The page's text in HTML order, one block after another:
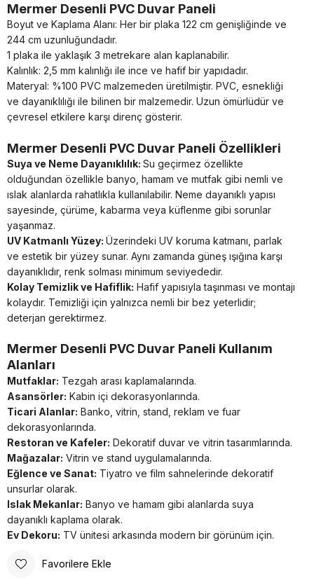
Mermer Desenli PVC Duvar Paneli
Boyut ve Kaplama Alanı: Her bir plaka 122 cm genişliğinde ve
244 cm uzunluğundadır.
1 plaka ile yaklaşık 3 metrekare alan kaplanabilir.
Kalınlık: 2,5 mm kalınlığı ile ince ve hafif bir yapıdadır.
Materyal: %100 PVC malzemeden üretilmiştir. PVC, esnekliği
ve dayanıklılığı ile bilinen bir malzemedir. Uzun ömürlüdür ve
çevresel etkilere karşı direnç gösterir.
Mermer Desenli PVC Duvar Paneli Özellikleri
Suya ve Neme Dayanıklılık: Su geçirmez özellikte
olduğundan özellikle banyo, hamam ve mutfak gibi nemli ve
ıslak alanlarda rahatlıkla kullanılabilir. Neme dayanıklı yapısı
sayesinde, çürüme, kabarma veya küflenme gibi sorunlar
yaşanmaz.
UV Katmanlı Yüzey: Üzerindeki UV koruma katmanı, parlak
ve estetik bir yüzey sunar. Aynı zamanda güneş ışığına karşı
dayanıklıdır, renk solması minimum seviyededir.
Kolay Temizlik ve Hafiflik: Hafif yapısıyla taşınması ve montajı
kolaydır. Temizliği için yalnızca nemli bir bez yeterlidir;
deterjan gerektirmez.
Mermer Desenli PVC Duvar Paneli Kullanım
Alanları
Mutfaklar: Tezgah arası kaplamalarında.
Asansörler: Kabin içi dekorasyonlarında.
Ticari Alanlar: Banko, vitrin, stand, reklam ve fuar
dekorasyonlarında.
Restoran ve Kafeler: Dekoratif duvar ve vitrin tasarımlarında.
Mağazalar: Vitrin ve stand uygulamalarında.
Eğlence ve Sanat: Tiyatro ve film sahnelerinde dekoratif
unsurlar olarak.
Islak Mekanlar: Banyo ve hamam gibi alanlarda suya
dayanıklı kaplama olarak.
Ev Dekoru: TV ünitesi arkasında modern bir görünüm için.
Favorilere Ekle